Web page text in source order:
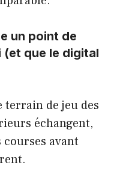
un point de
(et que le digital
terrain de jeu des
échangent,
avant